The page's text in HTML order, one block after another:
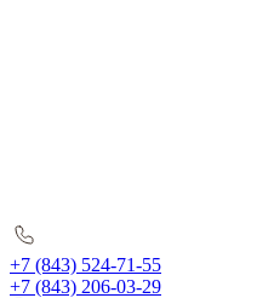
+7 (843) 524-71-55
+7 (843) 206-03-29